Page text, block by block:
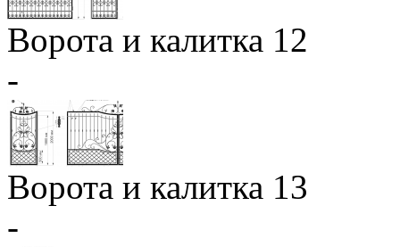
Ворота и калитка 12
-
Ворота и калитка 13
-